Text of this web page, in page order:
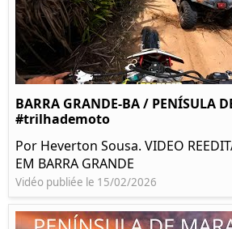
BARRA GRANDE-BA / PENÍSULA
#trilhademoto
Por Heverton Sousa. VIDEO
EM BARRA GRANDE
Vidéo publiée le 15/02/2026